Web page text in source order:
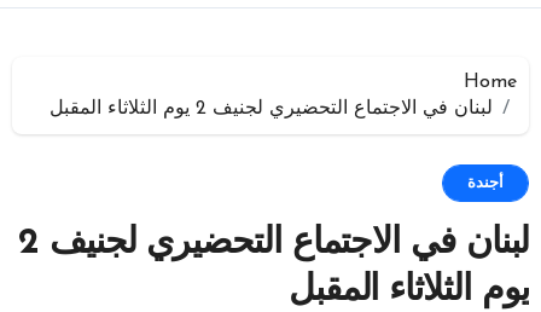
Home
لبنان في الاجتماع التحضيري لجنيف 2 يوم الثلاثاء المقبل
أجندة
لبنان في الاجتماع التحضيري لجنيف 2
يوم الثلاثاء المقبل